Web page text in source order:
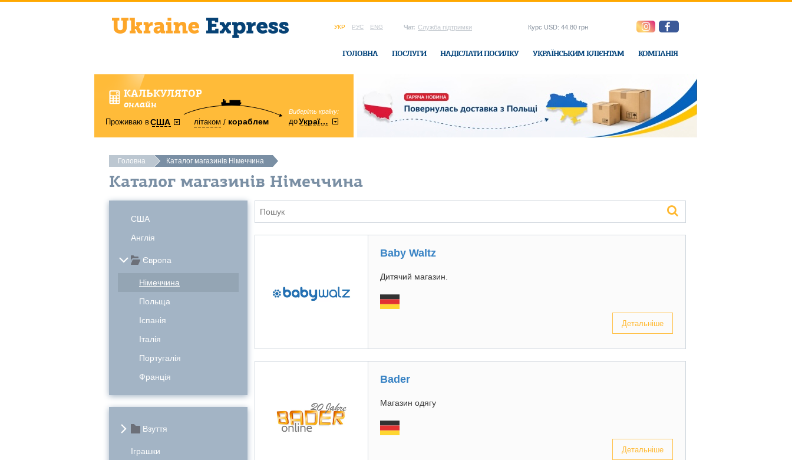
УКР РУС ENG Чат: Служба підтримки
ГОЛОВНА ПОСЛУГИ НАДІСЛАТИ ПОСИЛКУ УКРАЇНСЬКИМ КЛІЄНТАМ КОМПАНІЯ
Курс USD: 44.80 грн
КАЛЬКУЛЯТОР
онлайн
Проживаю вСША літаком кораблем
Виберіть країну:
доУкраїни
область:
Вінницька в офісі Ukraine-Express
Головна Каталог магазинів Німеччина
Каталог магазинів Німеччина
США
Англія
Європа
Німеччина
Польща
Іспанія
Італія
Португалія
Франція
Взуття
Іграшки
Baby Waltz
Дитячий магазин.
Детальніше
Bader
Магазин одягу
Детальніше